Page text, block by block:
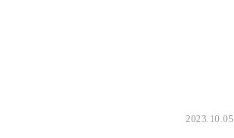
2023.10.05